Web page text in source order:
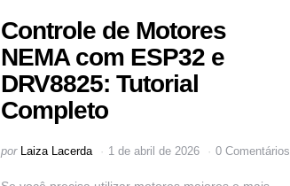
Controle de Motores
NEMA com ESP32 e
DRV8825: Tutorial
Completo
Postado
por Laiza Lacerda 1 de abril de 2026 0 Comentários